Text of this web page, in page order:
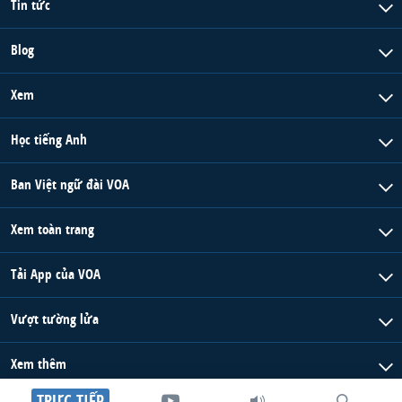
Tin tức
Blog
Xem
Học tiếng Anh
Ban Việt ngữ đài VOA
Xem toàn trang
Tải App của VOA
Vượt tường lửa
Xem thêm